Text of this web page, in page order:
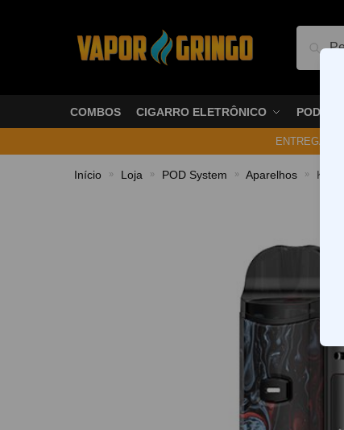
COMBOS CIGARRO ELETRÔNICO PODS
ENTREGA
Início » Loja » POD System » Aparelhos » Kit